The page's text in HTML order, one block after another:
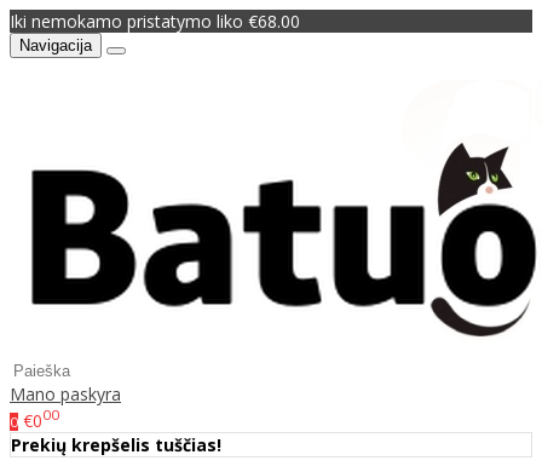
Iki nemokamo pristatymo liko €68.00
Navigacija
Mano paskyra
0 €000
Prekių krepšelis tuščias!